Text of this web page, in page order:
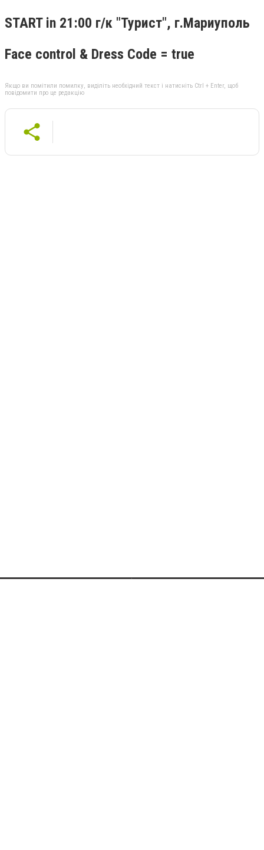
START in 21:00 г/к "Турист", г.Мариуполь
Face control & Dress Code = true
Якщо ви помітили помилку, виділіть необхідний текст і натисніть Ctrl + Enter, щоб
повідомити про це редакцію